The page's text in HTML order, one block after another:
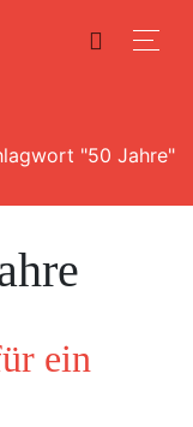
"50 Jahre"
ein